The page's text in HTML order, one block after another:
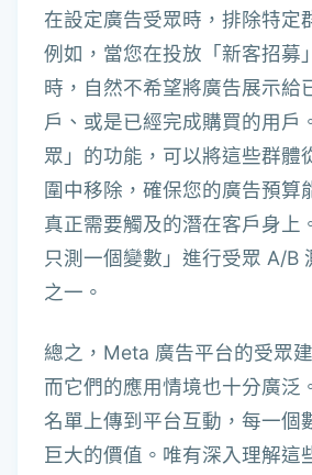
在設定廣告受眾時，排除特定
例如，當您在投放「新客招募
時，自然不希望將廣告展示給
戶、或是已經完成購買的用戶
眾」的功能，可以將這些群體
圍中移除，確保您的廣告預算
真正需要觸及的潛在客戶身上
只測一個變數」進行受眾 A/B
之一。
總之，Meta 廣告平台的受眾
而它們的應用情境也十分廣泛
名單上傳到平台互動，每一個
巨大的價值。唯有深入理解這